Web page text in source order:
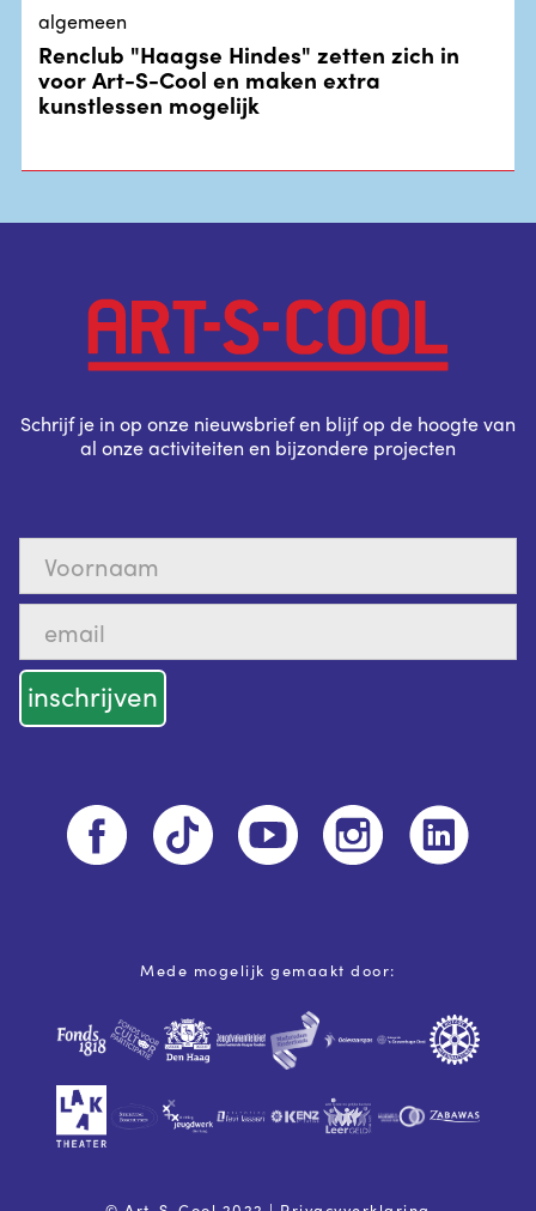
algemeen
Renclub "Haagse Hindes" zetten zich in
voor Art-S-Cool en maken extra
kunstlessen mogelijk
Schrijf je in op onze nieuwsbrief en blijf op de hoogte van
al onze activiteiten en bijzondere projecten
Mede mogelijk gemaakt door: